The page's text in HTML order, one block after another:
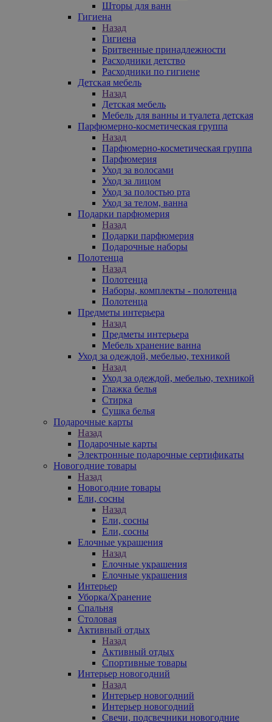
Шторы для ванн
Гигиена
Назад
Гигиена
Бритвенные принадлежности
Расходники детство
Расходники по гигиене
Детская мебель
Назад
Детская мебель
Мебель для ванны и туалета детская
Парфюмерно-косметическая группа
Назад
Парфюмерно-косметическая группа
Парфюмерия
Уход за волосами
Уход за лицом
Уход за полостью рта
Уход за телом, ванна
Подарки парфюмерия
Назад
Подарки парфюмерия
Подарочные наборы
Полотенца
Назад
Полотенца
Наборы, комплекты - полотенца
Полотенца
Предметы интерьера
Назад
Предметы интерьера
Мебель хранение ванна
Уход за одеждой, мебелью, техникой
Назад
Уход за одеждой, мебелью, техникой
Глажка белья
Стирка
Сушка белья
Подарочные карты
Назад
Подарочные карты
Электронные подарочные сертификаты
Новогодние товары
Назад
Новогодние товары
Ели, сосны
Назад
Ели, сосны
Ели, сосны
Елочные украшения
Назад
Елочные украшения
Елочные украшения
Интерьер
Уборка/Хранение
Спальня
Столовая
Активный отдых
Назад
Активный отдых
Спортивные товары
Интерьер новогодний
Назад
Интерьер новогодний
Интерьер новогодний
Свечи, подсвечники новогодние